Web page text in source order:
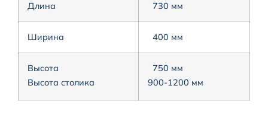
Длина 730 мм
Ширина 400 мм
Высота
Высота столика
750 мм
900-1200 мм